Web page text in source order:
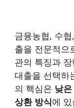
금융농협, 수
출을 전문적으
관의 특징과
대출을 선택하
의 핵심은 낮
상환 방식에